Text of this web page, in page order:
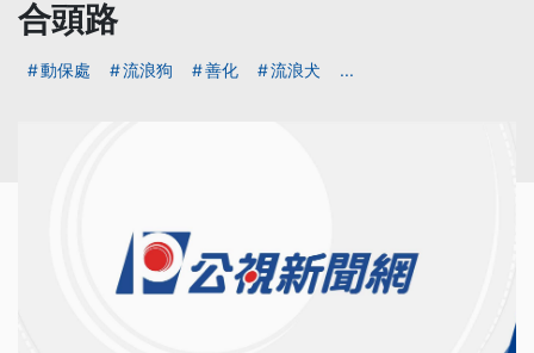
合頭路
動保處 流浪狗 善化 流浪犬 ...